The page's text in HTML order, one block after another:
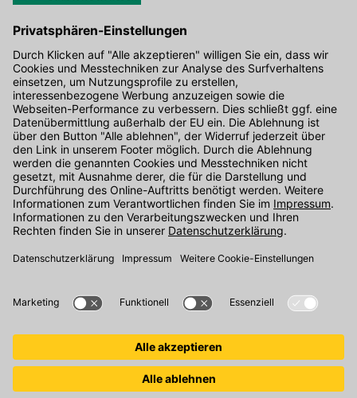
Hier gibt's die kostenlose App
Kontakt
Unser Onlineshop Team ist montags bis freitags von 08:00 - 17:00
Uhr unter der Telefonnummer07071 / 151-151für Sie erreichbar.
Alternativ können Sie unser Kontaktformular nutzen.
Den Kontakt direkt in unsere Niederlassungen finden Sie hier.
Oder über unseren Chat .